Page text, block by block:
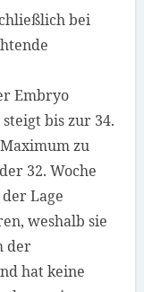
bei
Embryo
bis zur 34.
zu
32. Woche
Lage
weshalb sie
der
hat keine